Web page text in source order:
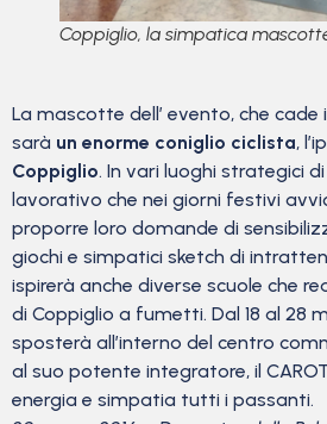
Coppiglio, la simpatica
La mascotte dell’ evento, che
sarà un enorme coniglio ciclista,
Coppiglio. In vari luoghi strategici
lavorativo che nei giorni festivi
proporre loro domande di
giochi e simpatici sketch di
ispirerà anche diverse scuole che
di Coppiglio a fumetti. Dal 18 al 28
sposterà all’interno del centro
al suo potente integratore, il
energia e simpatia tutti i passanti.